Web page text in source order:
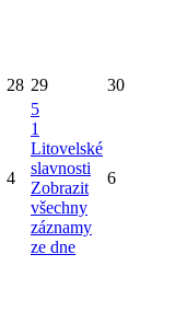
28 29 30
4
5
1
Litovelské
slavnosti
Zobrazit
všechny
záznamy
ze dne
6